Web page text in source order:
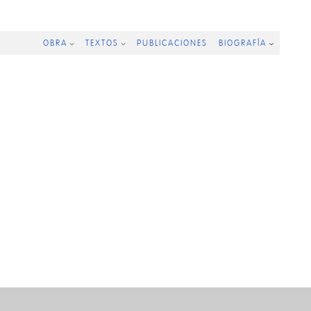
OBRA TEXTOS PUBLICACIONES BIOGRAFÍA